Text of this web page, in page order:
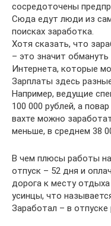
сосредоточены
Сюда едут люди из
поисках заработка.
Хотя сказать, что
– это значит
Интернета, которые
Зарплаты здесь
Например, ведущие
100 000 рублей, а
вахте можно
меньше, в среднем 38
В чем плюсы работы
отпуск – 52 дня и
дорога к месту
усинцы, что
Заработал – в отпуске